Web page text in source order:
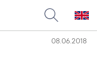
08.06.2018